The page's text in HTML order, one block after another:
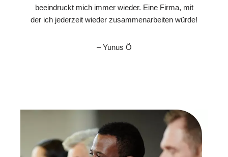
beeindruckt mich immer wieder. Eine Firma, mit
der ich jederzeit wieder zusammenarbeiten würde!
– Yunus Ö